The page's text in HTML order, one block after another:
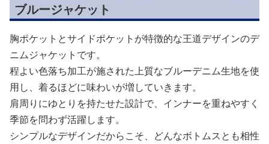
ブルージャケット
胸ポケットとサイドポケットが特徴的な王道デザインのデ
ニムジャケットです。
程よい色落ち加工が施された上質なブルーデニム生地を使
用し、着るほどに味わいが増していきます。
肩周りにゆとりを持たせた設計で、インナーを重ねやすく
季節を問わず活躍します。
シンプルなデザインだからこそ、どんなボトムスとも相性